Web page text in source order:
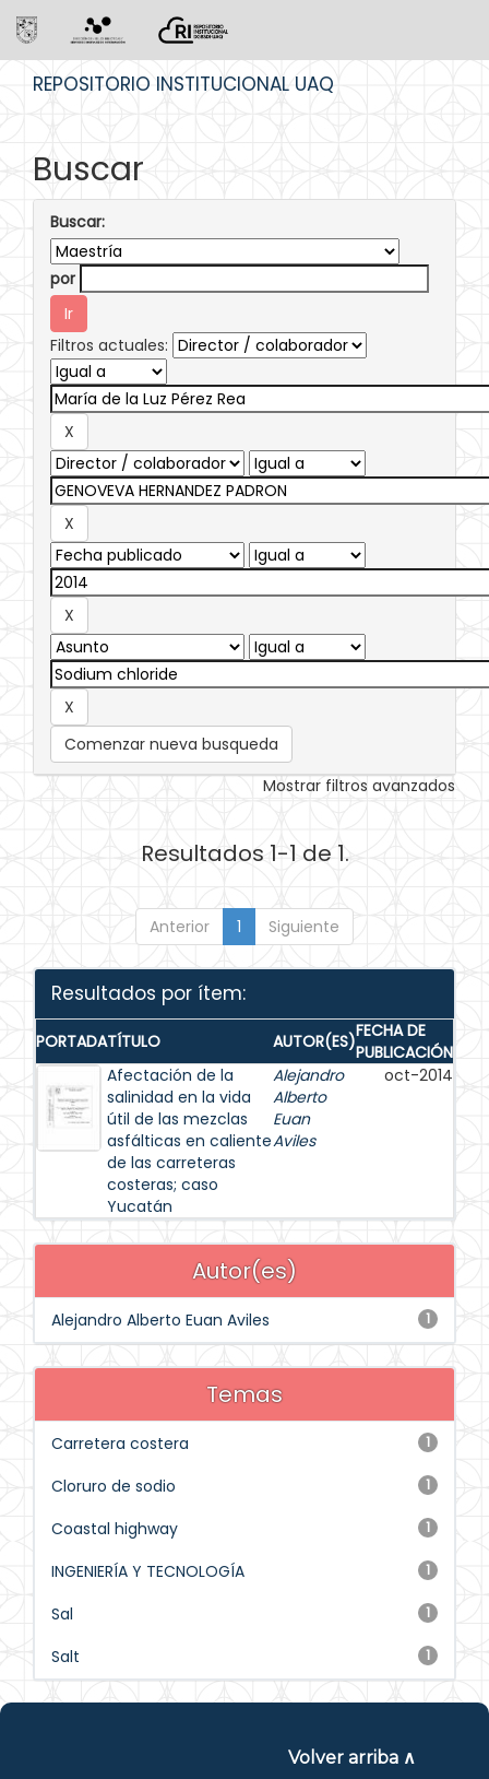
REPOSITORIO INSTITUCIONAL UAQ
Buscar
Buscar:
por
Filtros actuales:
Comenzar nueva busqueda
Mostrar filtros avanzados
Resultados 1-1 de 1.
Anterior 1 Siguiente
Resultados por ítem:
PORTADATÍTULO AUTOR(ES)FECHA DE
PUBLICACIÓN
Afectación de la
salinidad en la vida
útil de las mezclas
asfálticas en caliente
de las carreteras
costeras; caso
Yucatán
Alejandro
Alberto
Euan
Aviles
oct-2014
Autor(es)
1
Alejandro Alberto Euan Aviles
Temas
1
Carretera costera
1
Cloruro de sodio
1
Coastal highway
1
INGENIERÍA Y TECNOLOGÍA
1
Sal
1
Salt
Volver arriba ∧